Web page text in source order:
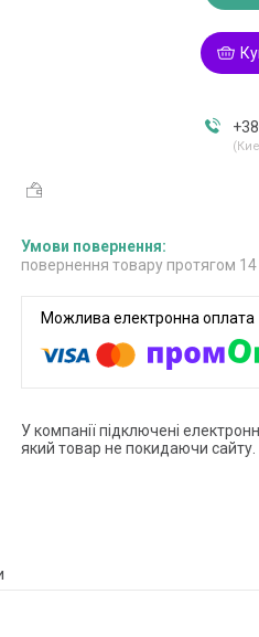
повернення товару протягом 14
У компанії підключені
який товар не покидаючи сайту.